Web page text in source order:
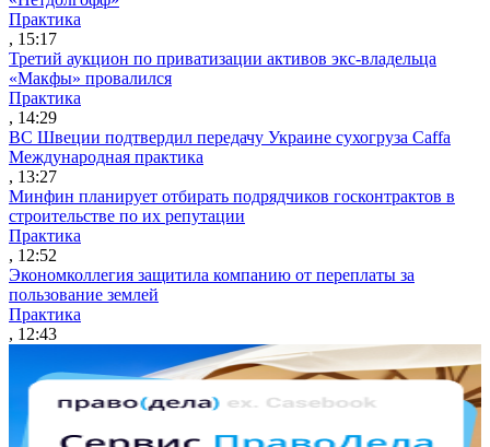
Практика
, 15:17
Третий аукцион по приватизации активов экс-владельца
«Макфы» провалился
Практика
, 14:29
ВС Швеции подтвердил передачу Украине сухогруза Caffa
Международная практика
, 13:27
Минфин планирует отбирать подрядчиков госконтрактов в
строительстве по их репутации
Практика
, 12:52
Экономколлегия защитила компанию от переплаты за
пользование землей
Практика
, 12:43